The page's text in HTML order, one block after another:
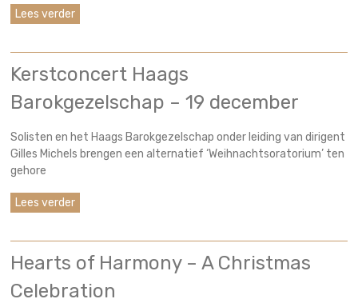
Lees verder
Kerstconcert Haags
Barokgezelschap – 19 december
Solisten en het Haags Barokgezelschap onder leiding van dirigent
Gilles Michels brengen een alternatief ‘Weihnachtsoratorium’ ten
gehore
Lees verder
Hearts of Harmony – A Christmas
Celebration